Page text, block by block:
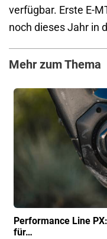
verfügbar. Erste E-
noch dieses Jahr in
Mehr zum Thema
Performance Line
für…